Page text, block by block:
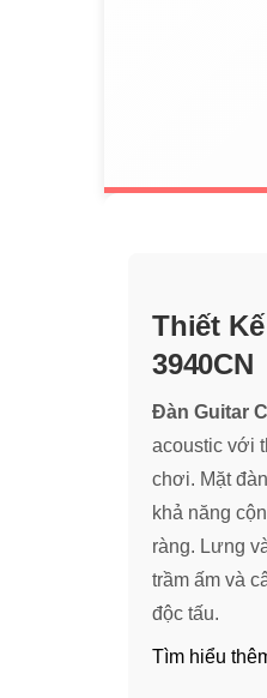
Thiết
3940CN
Đàn Guitar
acoustic với
chơi. Mặt
khả năng
ràng. Lưng
trầm ấm và
độc tấu.
Tìm hiểu